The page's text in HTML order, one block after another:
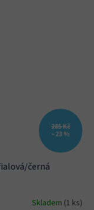
285 Kč
–23 %
černá
Skladem (1 ks)